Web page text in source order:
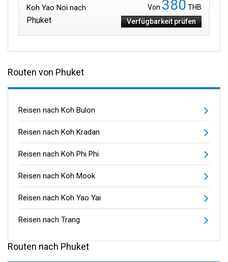
Koh Yao Noi nach
Phuket
Von 380 THB
Verfügbarkeit prüfen
Routen von Phuket
Reisen nach Koh Bulon
Reisen nach Koh Kradan
Reisen nach Koh Phi Phi
Reisen nach Koh Mook
Reisen nach Koh Yao Yai
Reisen nach Trang
Routen nach Phuket